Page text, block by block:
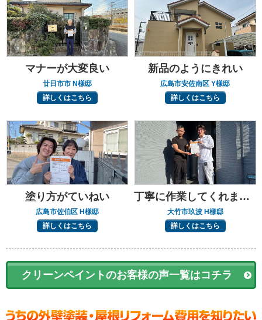
マナーが大変良い
廿日市市 N様邸
詳しくはこちら
新品のようにきれい
広島市安佐南区 Y様邸
詳しくはこちら
塗り方がていねい
広島市佐伯区 H様邸
詳しくはこちら
丁寧に作業してくれました
大竹市玖波 H様邸
詳しくはこちら
クリーンペイントのお客様の声一覧はコチラ